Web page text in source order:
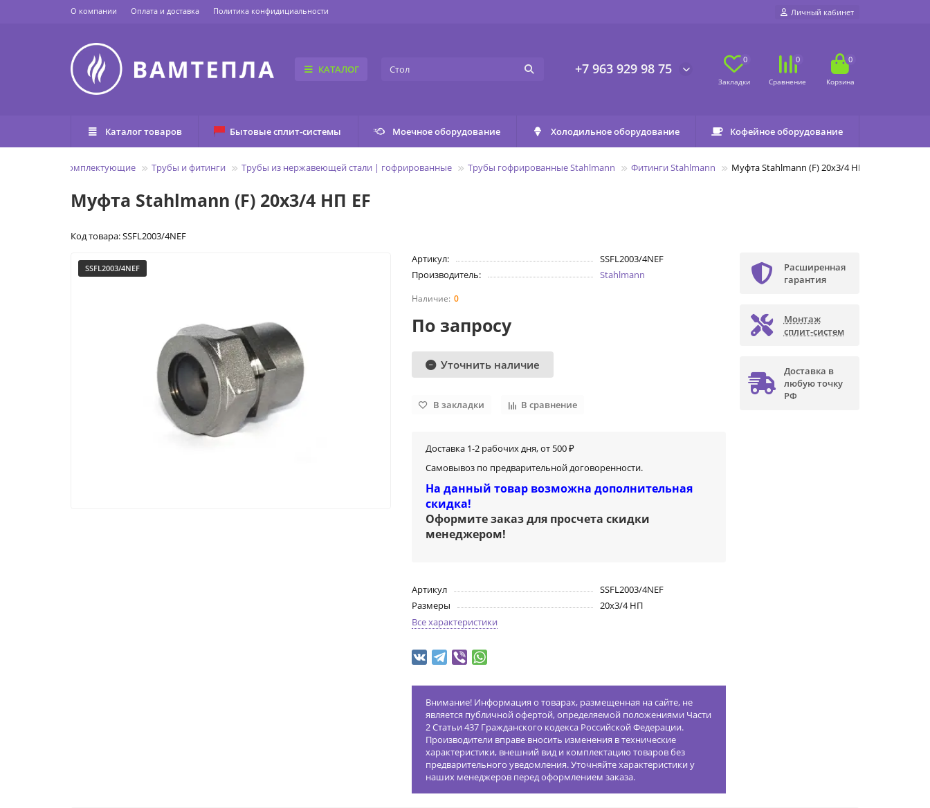
О компании Оплата и доставка Политика конфидициальности Личный кабинет
КАТАЛОГ +7 963 929 98 75
0 0 0
Каталог товаров Бытовые сплит-системы Моечное оборудование Холодильное оборудование Кофейное оборудование
Трубы и комплектующие Трубы и фитинги Трубы из нержавеющей стали | гофрированные Трубы гофрированные Stahlmann Фитинги Stahlmann Муфта Stahlmann (F) 20х3/4 НП EF
Муфта Stahlmann (F) 20х3/4 НП EF
Код товара: SSFL2003/4NEF
SSFL2003/4NEF
Артикул:
SSFL2003/4NEF
Производитель:
Stahlmann
0
По запросу
Уточнить наличие
В закладки В сравнение
Доставка 1-2 рабочих дня, от 500 ₽
Самовывоз по предварительной договоренности.
На данный товар возможна дополнительная
скидка!
Оформите заказ для просчета скидки
менеджером!
Артикул
SSFL2003/4NEF
Размеры
20х3/4 НП
Все характеристики
Внимание! Информация о товарах, размещенная на сайте, не
является публичной офертой, определяемой положениями Части
2 Статьи 437 Гражданского кодекса Российской Федерации.
Производители вправе вносить изменения в технические
характеристики, внешний вид и комплектацию товаров без
предварительного уведомления. Уточняйте характеристики у
наших менеджеров перед оформлением заказа.
Расширенная
гарантия
Монтаж
сплит-систем
Доставка в
любую точку
РФ